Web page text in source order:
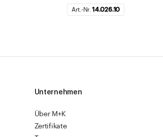
Art.-Nr.14.026.10
Unternehmen
Über M+K
Zertifikate